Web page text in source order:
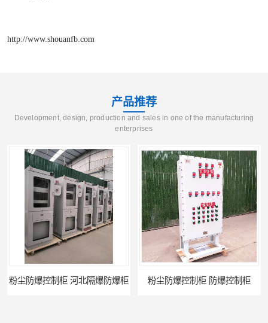
http://www.shouanfb.com
产品推荐
Development, design, production and sales in one of the manufacturing
enterprises
爆防爆柜 粉尘防爆控制柜 防爆控制柜